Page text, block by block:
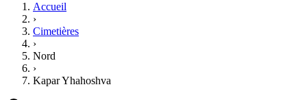
Accueil
›
Cimetières
›
Nord
›
Kapar Yhahoshva